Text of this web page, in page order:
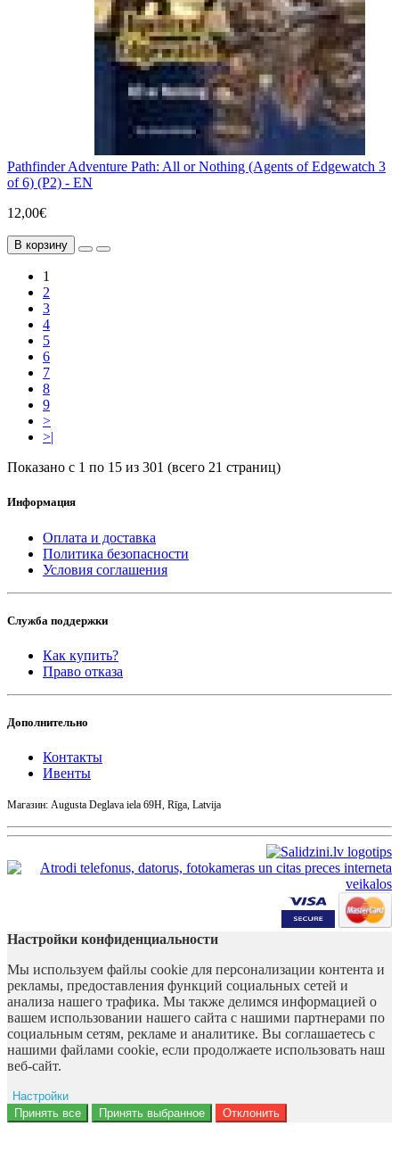
Pathfinder Adventure Path: All or Nothing (Agents of Edgewatch 3
of 6) (P2) - EN
12,00€
В корзину
1
2
3
4
5
6
7
8
9
>
>|
Показано с 1 по 15 из 301 (всего 21 страниц)
Информация
Оплата и доставка
Политика безопасности
Условия соглашения
Служба поддержки
Как купить?
Право отказа
Дополнительно
Контакты
Ивенты
Магазин: Augusta Deglava iela 69H, Rīga, Latvija
Настройки конфиденциальности
Мы используем файлы cookie для персонализации контента и
рекламы, предоставления функций социальных сетей и
анализа нашего трафика. Мы также делимся информацией о
вашем использовании нашего сайта с нашими партнерами по
социальным сетям, рекламе и аналитике. Вы соглашаетесь с
нашими файлами cookie, если продолжаете использовать наш
веб-сайт.
Настройки
Ad storage
Принять все Принять выбранное Отклонить